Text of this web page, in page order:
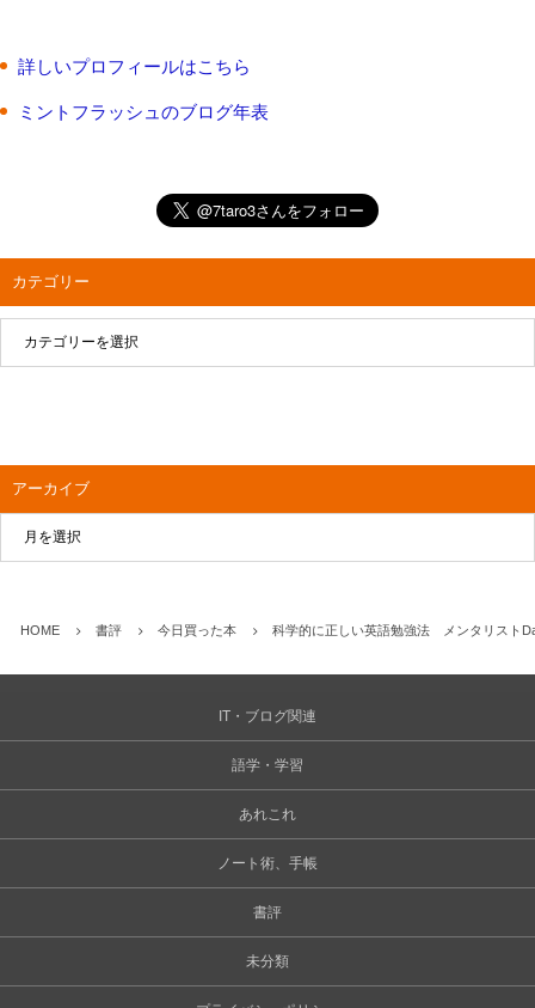
詳しいプロフィールはこちら
ミントフラッシュのブログ年表
カテゴリー
アーカイブ
HOME 書評 今日買った本 科学的に正しい英語勉強法 メンタリスト
IT・ブログ関連
語学・学習
あれこれ
ノート術、手帳
書評
未分類